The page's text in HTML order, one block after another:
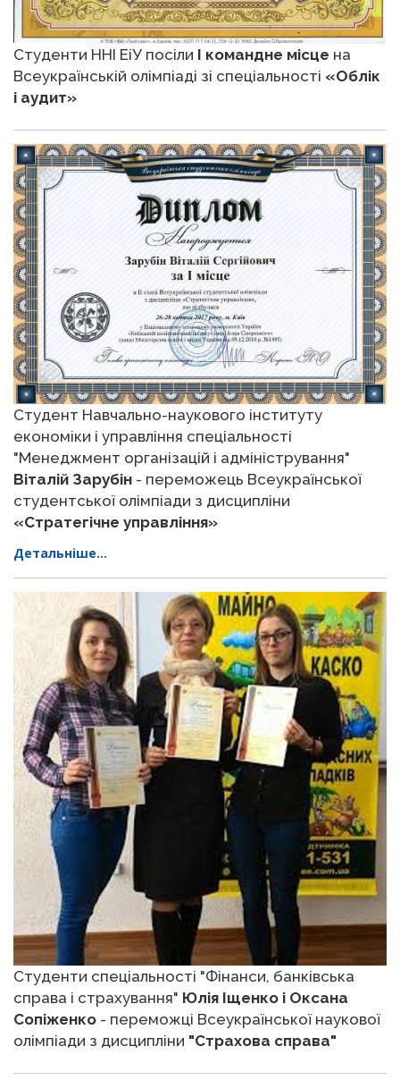
Студенти ННІ ЕіУ посіли І командне місце на
Всеукраїнській олімпіаді зі спеціальності «Облік
і аудит»
Студент Навчально-наукового інституту
економіки і управління спеціальності
"Менеджмент організацій і адміністрування"
Віталій Зарубін - переможець Всеукраїнської
студентської олімпіади з дисципліни
«Стратегічне управління»
Детальніше...
Студенти спеціальності "Фінанси, банківська
справа і страхування" Юлія Іщенко і Оксана
Сопіженко - переможці Всеукраїнської наукової
олімпіади з дисципліни "Страхова справа"